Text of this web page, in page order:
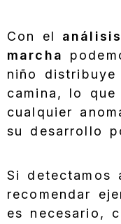
Con el
marcha
niño
camina, lo
cualquier
su desarrollo
Si detectamos
recomendar
es necesario,